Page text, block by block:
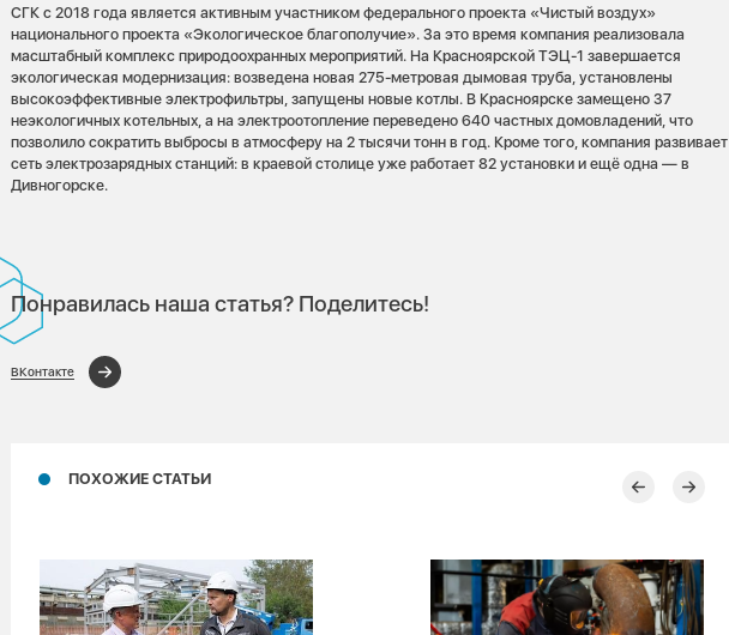
СГК с 2018 года является активным участником федерального проекта «Чистый воздух»
национального проекта «Экологическое благополучие». За это время компания реализовала
масштабный комплекс природоохранных мероприятий. На Красноярской ТЭЦ-1 завершается
экологическая модернизация: возведена новая 275-метровая дымовая труба, установлены
высокоэффективные электрофильтры, запущены новые котлы. В Красноярске замещено 37
неэкологичных котельных, а на электроотопление переведено 640 частных домовладений, что
позволило сократить выбросы в атмосферу на 2 тысячи тонн в год. Кроме того, компания развивает
сеть электрозарядных станций: в краевой столице уже работает 82 установки и ещё одна — в
Дивногорске.
Понравилась наша статья? Поделитесь!
ВКонтакте
ПОХОЖИЕ СТАТЬИ